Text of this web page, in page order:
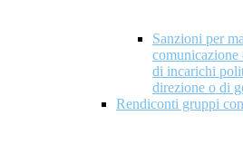
Sanzioni per
comunicazione
di incarichi
direzione o di
Rendiconti gruppi